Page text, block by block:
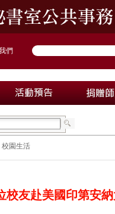
們
校園生活
校友赴美國印第安